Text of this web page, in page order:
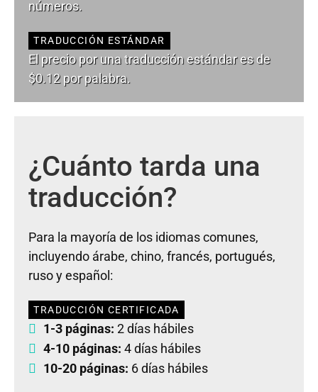
números.
TRADUCCIÓN ESTÁNDAR
El precio por una traducción estándar es de
$0.12 por palabra.
¿Cuánto tarda una
traducción?
Para la mayoría de los idiomas comunes,
incluyendo árabe, chino, francés, portugués,
ruso y español:
TRADUCCIÓN CERTIFICADA
1-3 páginas: 2 días hábiles
4-10 páginas: 4 días hábiles
10-20 páginas: 6 días hábiles